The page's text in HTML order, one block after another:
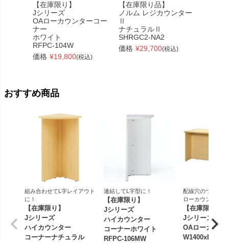
【在庫限り】
Jシリーズ
OAローカウンターコー
ナー
ホワイト
RFPC-104W
価格 ¥19,800(税込)
【在庫限り品】
ノルム レジカウンター
Ⅱ
ナチュラルⅡ
SHRGC2-NA2
価格 ¥29,700(税込)
おすすめ商品
組み合わせてL字レイアウト
に！
【在庫限り】
Jシリーズ
ハイカウンター
コーナーナチュラル
連結してL字型に！
【在庫限り】
Jシリーズ
ハイカウンター
コーナーホワイト
RFPC-106MW
配線穴のついた
ローカウンター
【在庫限り品】
Jシリーズ
OAローカウン
W1400xD600